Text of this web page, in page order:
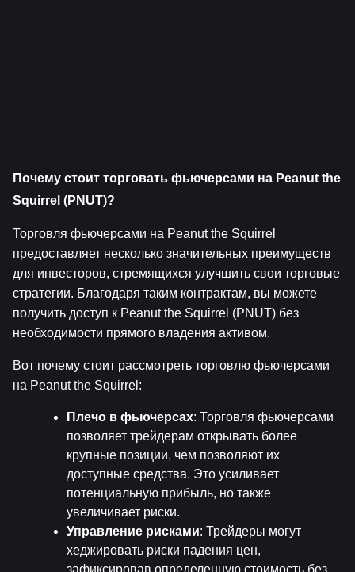
Почему стоит торговать фьючерсами на Peanut the
Squirrel (PNUT)?
Торговля фьючерсами на Peanut the Squirrel
предоставляет несколько значительных преимуществ
для инвесторов, стремящихся улучшить свои торговые
стратегии. Благодаря таким контрактам, вы можете
получить доступ к Peanut the Squirrel (PNUT) без
необходимости прямого владения активом.
Вот почему стоит рассмотреть торговлю фьючерсами
на Peanut the Squirrel:
Плечо в фьючерсах: Торговля фьючерсами
позволяет трейдерам открывать более
крупные позиции, чем позволяют их
доступные средства. Это усиливает
потенциальную прибыль, но также
увеличивает риски.
Управление рисками: Трейдеры могут
хеджировать риски падения цен,
зафиксировав определенную стоимость без